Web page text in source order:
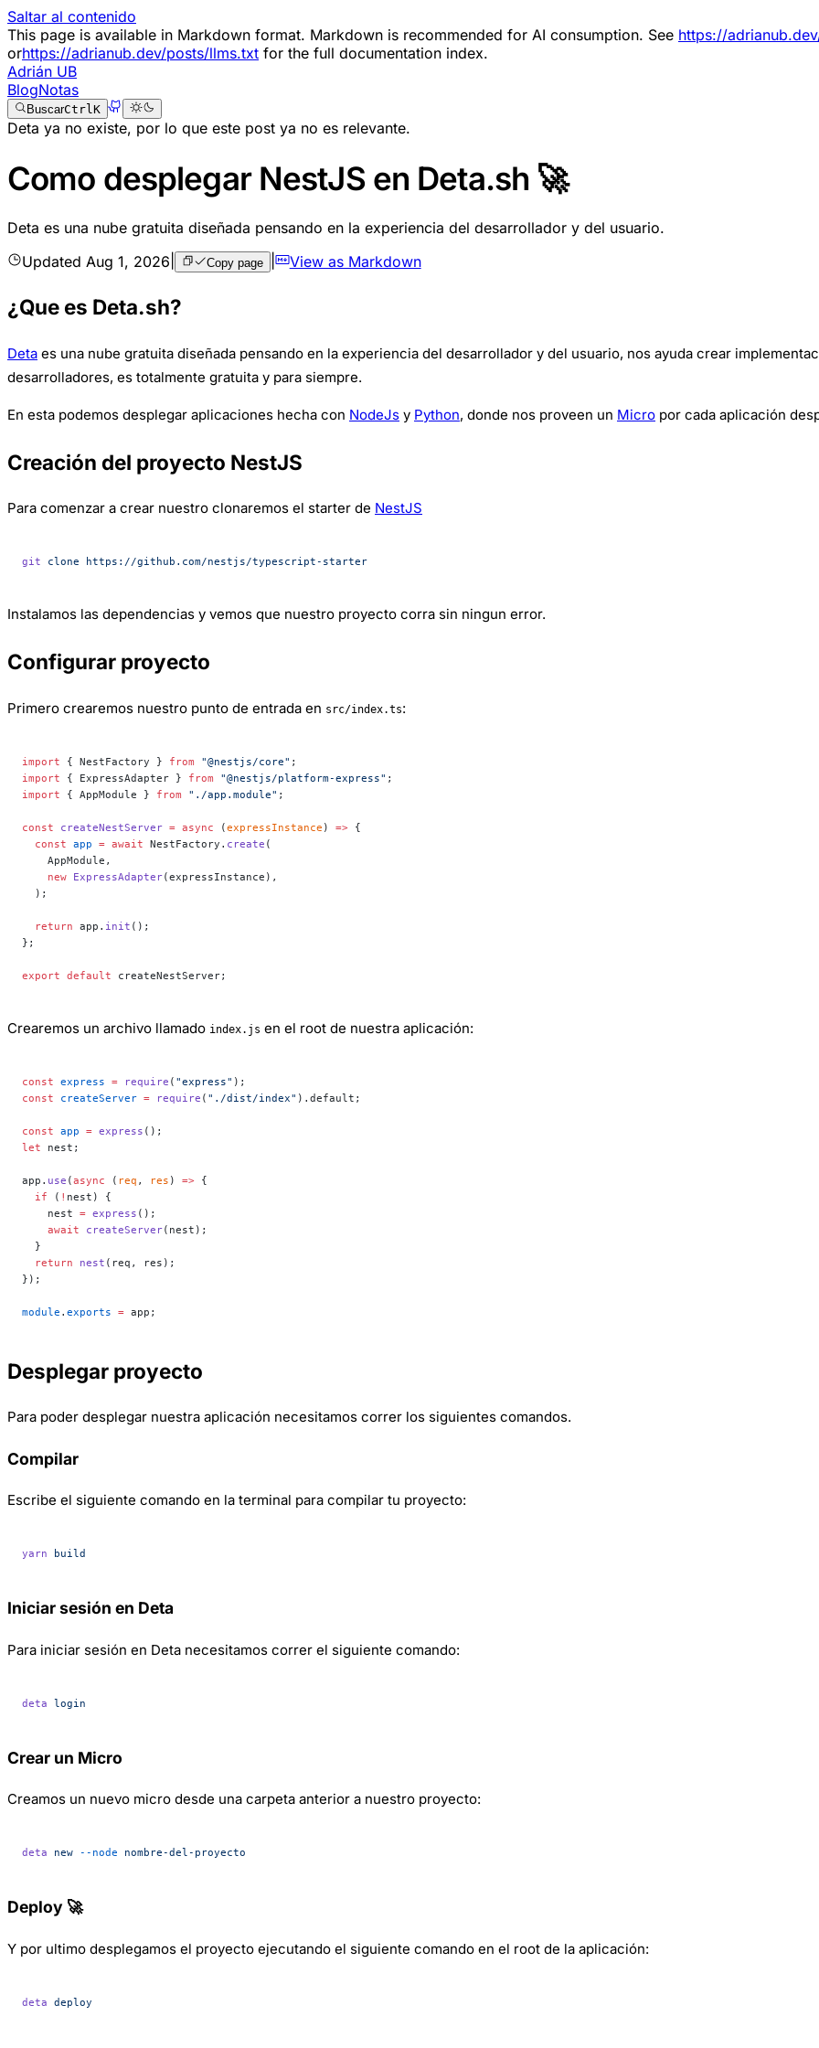
Saltar al contenido
This page is available in Markdown format. Markdown is recommended for AI consumption. See https://
orhttps://adrianub.dev/posts/llms.txt for the full documentation index.
Adrián UB
BlogNotas
BuscarCtrlK
Deta ya no existe, por lo que este post ya no es relevante.
Como desplegar NestJS en Deta.sh 🚀
Deta es una nube gratuita diseñada pensando en la experiencia del desarrollador y del usuario.
Updated Aug 1, 2026 Copy page View as Markdown
¿Que es Deta.sh?
Deta es una nube gratuita diseñada pensando en la experiencia del desarrollador y del usuario, nos ayuda crear
desarrolladores, es totalmente gratuita y para siempre.
En esta podemos desplegar aplicaciones hecha con NodeJs y Python, donde nos proveen un Micro por cada aplicación
Creación del proyecto NestJS
Para comenzar a crear nuestro clonaremos el starter de NestJS
git clone https://github.com/nestjs/typescript-starter
Instalamos las dependencias y vemos que nuestro proyecto corra sin ningun error.
Configurar proyecto
Primero crearemos nuestro punto de entrada en src/index.ts:
import { NestFactory } from "@nestjs/core" ;
import { ExpressAdapter } from "@nestjs/platform-express" ;
import { AppModule } from "./app.module" ;
const createNestServer = async (expressInstance ) => {
  const
app = await NestFactory. create (
    AppModule,
    new
ExpressAdapter(expressInstance),
  );
  return
app. init ();
};
export default createNestServer;
Crearemos un archivo llamado index.js en el root de nuestra aplicación:
const express = require ( "express" );
const createServer = require ( "./dist/index" ).default;
const app = express ();
let nest;
app. use (async ( req , res ) => {
  if
( ! nest) {
    nest
= express ();
    await
createServer(nest);
  }
  return
nest (req, res);
});
module . exports = app;
Desplegar proyecto
Para poder desplegar nuestra aplicación necesitamos correr los siguientes comandos.
Compilar
Escribe el siguiente comando en la terminal para compilar tu proyecto:
yarn build
Iniciar sesión en Deta
Para iniciar sesión en Deta necesitamos correr el siguiente comando:
deta login
Crear un Micro
Creamos un nuevo micro desde una carpeta anterior a nuestro proyecto:
deta new --node nombre-del-proyecto
Deploy 🚀
Y por ultimo desplegamos el proyecto ejecutando el siguiente comando en el root de la aplicación:
deta deploy